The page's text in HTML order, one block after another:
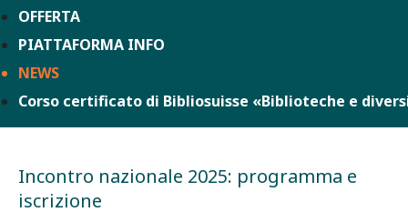
OFFERTA
PIATTAFORMA INFO
NEWS
Corso certificato di Bibliosuisse «Biblioteche e
Incontro nazionale 2025: programma e
iscrizione